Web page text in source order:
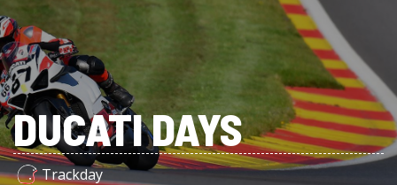
DUCATI DAYS
Trackday